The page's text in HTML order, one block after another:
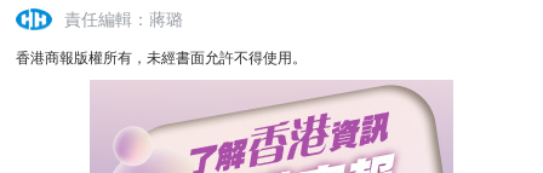
責任編輯：蔣璐
香港商報版權所有，未經書面允許不得使用。